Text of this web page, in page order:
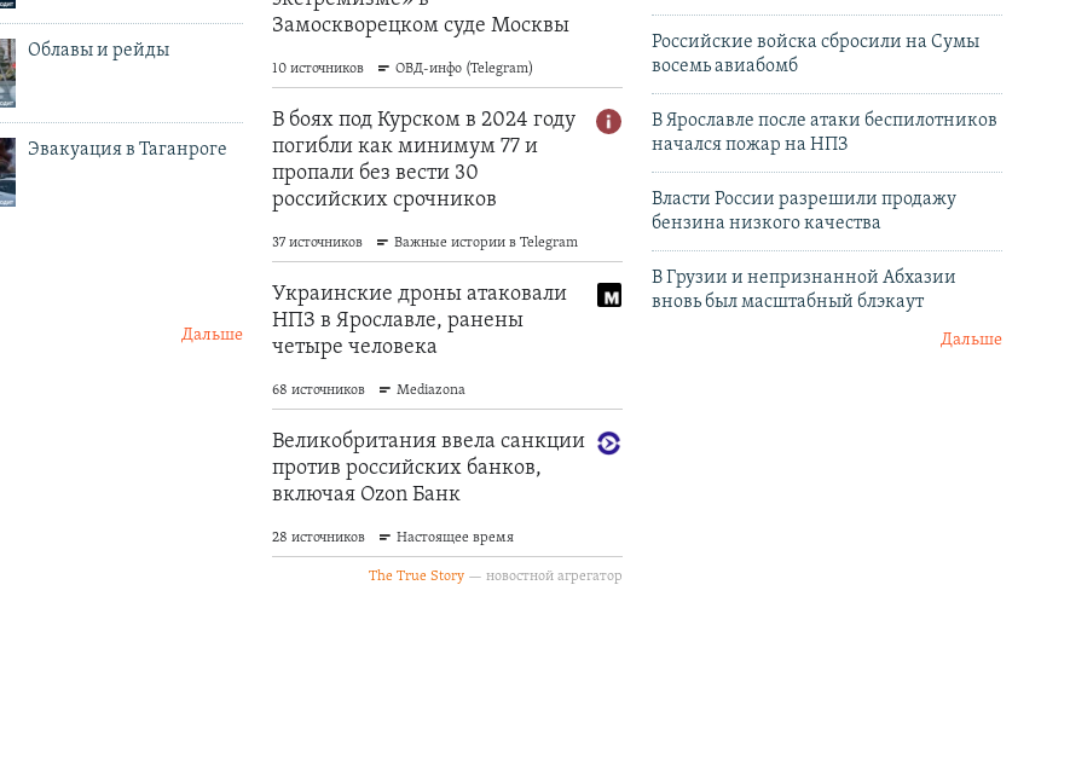
Облавы и рейды
Эвакуация в Таганроге
Дальше
Российские войска сбросили на Сумы
восемь авиабомб
В Ярославле после атаки беспилотников
начался пожар на НПЗ
Власти России разрешили продажу
бензина низкого качества
В Грузии и непризнанной Абхазии
вновь был масштабный блэкаут
Дальше